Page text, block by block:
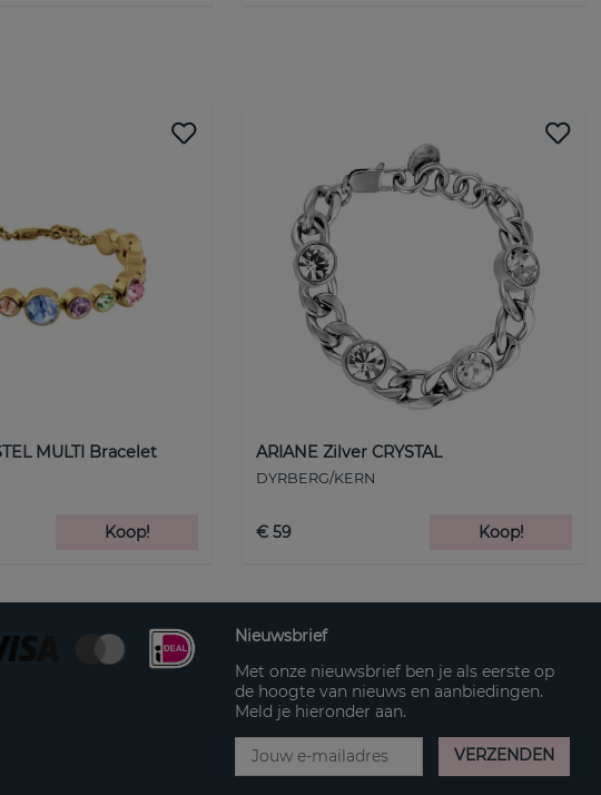
MULTI Bracelet
Koop!
ARIANE Zilver CRYSTAL
DYRBERG/KERN
€ 59 Koop!
Nieuwsbrief
Met onze nieuwsbrief ben je als eerste op
de hoogte van nieuws en aanbiedingen.
Meld je hieronder aan.
VERZENDEN